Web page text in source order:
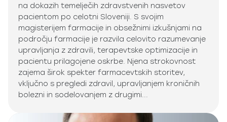
na dokazih temelječih zdravstvenih nasvetov
pacientom po celotni Sloveniji. S svojim
magisterijem farmacije in obsežnimi izkušnjami na
področju farmacije je razvila celovito razumevanje
upravljanja z zdravili, terapevtske optimizacije in
pacientu prilagojene oskrbe. Njena strokovnost
zajema širok spekter farmacevtskih storitev,
vključno s pregledi zdravil, upravljanjem kroničnih
bolezni in sodelovanjem z drugimi...